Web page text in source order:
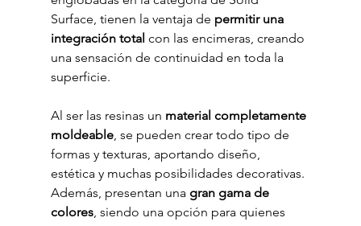
Surface, tienen la ventaja de permitir una
integración total con las encimeras, creando
una sensación de continuidad en toda la
superficie.
Al ser las resinas un material completamente
moldeable, se pueden crear todo tipo de
formas y texturas, aportando diseño,
estética y muchas posibilidades decorativas.
Además, presentan una gran gama de
colores, siendo una opción para quienes